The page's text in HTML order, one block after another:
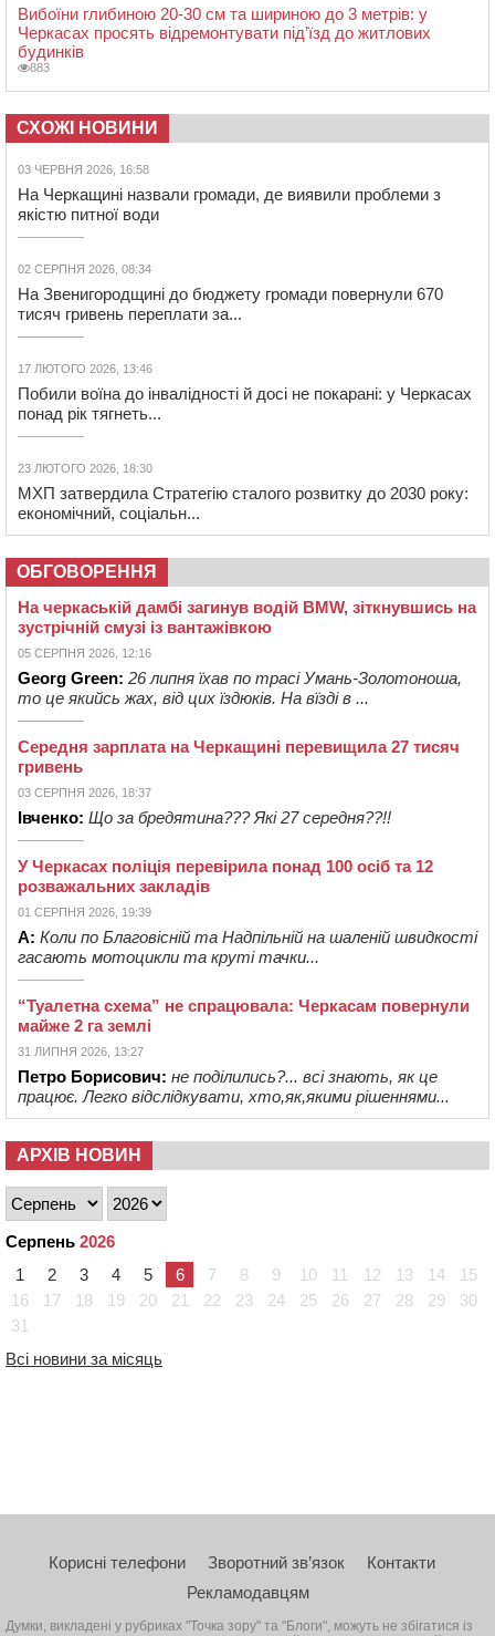
Вибоїни глибиною 20-30 см та шириною до 3 метрів: у
Черкасах просять відремонтувати під’їзд до житлових
будинків
883
СХОЖІ НОВИНИ
03 ЧЕРВНЯ 2026, 16:58
На Черкащині назвали громади, де виявили проблеми з
якістю питної води
02 СЕРПНЯ 2026, 08:34
На Звенигородщині до бюджету громади повернули 670
тисяч гривень переплати за...
17 ЛЮТОГО 2026, 13:46
Побили воїна до інвалідності й досі не покарані: у Черкасах
понад рік тягнеть...
23 ЛЮТОГО 2026, 18:30
МХП затвердила Стратегію сталого розвитку до 2030 року:
економічний, соціальн...
ОБГОВОРЕННЯ
На черкаській дамбі загинув водій BMW, зіткнувшись на
зустрічній смузі із вантажівкою
05 СЕРПНЯ 2026, 12:16
Georg Green: 26 липня їхав по трасі Умань-Золотоноша,
то це якийсь жах, від цих їздюків. На вїзді в ...
Середня зарплата на Черкащині перевищила 27 тисяч
гривень
03 СЕРПНЯ 2026, 18:37
Івченко: Що за бредятина??? Які 27 середня??!!
У Черкасах поліція перевірила понад 100 осіб та 12
розважальних закладів
01 СЕРПНЯ 2026, 19:39
А: Коли по Благовісній та Надпільній на шаленій швидкості
гасають мотоцикли та круті тачки...
“Туалетна схема” не спрацювала: Черкасам повернули
майже 2 га землі
31 ЛИПНЯ 2026, 13:27
Петро Борисович: не поділились?... всі знають, як це
працює. Легко відслідкувати, хто,як,якими рішеннями...
АРХІВ НОВИН
Серпень 2026
1
2 3 4 5 6 7 8 9 10 11 12 13 14
15
16
17 18 19 20 21 22 23 24 25 26 27 28 29
30
31
Всі новини за місяць
Корисні телефони Зворотний зв’язок
Контакти
Рекламодавцям
Думки, викладені у рубриках "Точка зору" та "Блоги", можуть не збігатися із